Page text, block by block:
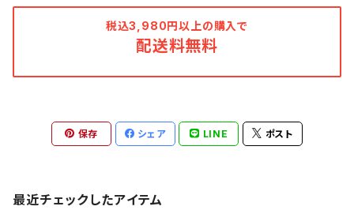
税込3,980円以上の購入で
配送料無料
保存 シェア LINE ポスト
最近チェックしたアイテム